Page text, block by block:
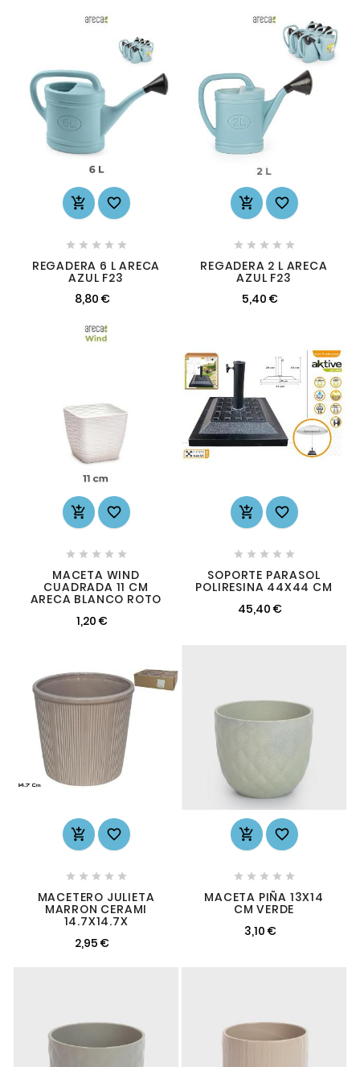
 
    
REGADERA 6 L ARECA
AZUL F23
8,80 €
 
    
REGADERA 2 L ARECA
AZUL F23
5,40 €
 
    
MACETA WIND
CUADRADA 11 CM
ARECA BLANCO ROTO
1,20 €
 
    
SOPORTE PARASOL
POLIRESINA 44X44 CM
45,40 €
 
    
MACETERO JULIETA
MARRON CERAMI
14.7X14.7X
2,95 €
 
    
MACETA PIÑA 13X14
CM VERDE
3,10 €